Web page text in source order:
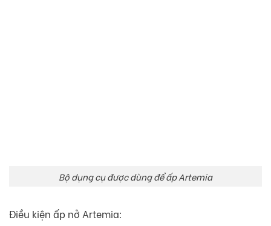
Bộ dụng cụ được dùng để ấp Artemia
Điều kiện ấp nở Artemia: